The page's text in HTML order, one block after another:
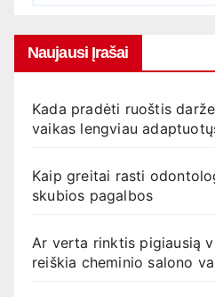
Naujausi Įrašai
Kada pradėti ruoštis
vaikas lengviau
Kaip greitai rasti
skubios pagalbos
Ar verta rinktis pigiausią
reiškia cheminio salono